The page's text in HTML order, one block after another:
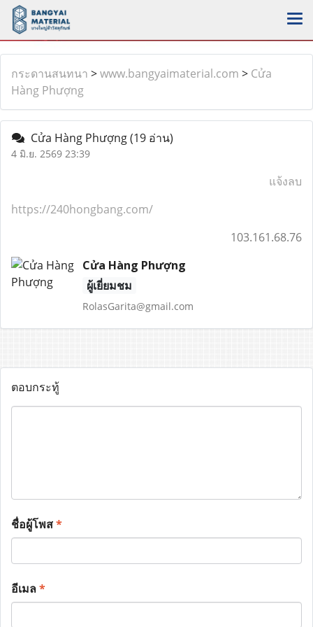
กระดานสนทนา >www.bangyaimaterial.com > Cửa
Hàng Phượng
Cửa Hàng Phượng(19 อ่าน)
4 มิ.ย. 2569 23:39
แจ้งลบ
https://240hongbang.com/
103.161.68.76
Cửa Hàng Phượng
ผู้เยี่ยมชม
RolasGarita@gmail.com
ตอบกระทู้
ชื่อผู้โพส*
อีเมล*